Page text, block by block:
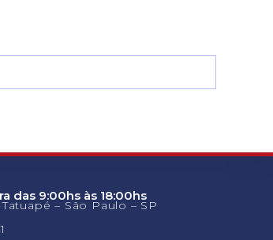
das 9:00hs às 18:00hs
– São Paulo – SP